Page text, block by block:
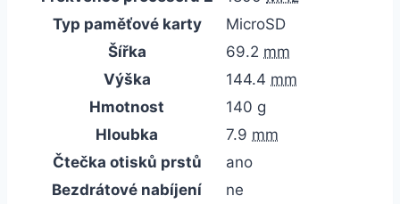
Typ paměťové karty
MicroSD
Šířka
69.2 mm
Výška
144.4 mm
Hmotnost
140 g
Hloubka
7.9 mm
Čtečka otisků prstů
ano
Bezdrátové nabíjení
ne